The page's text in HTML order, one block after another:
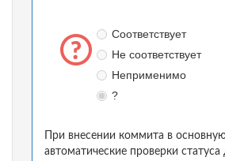
Соответствует
Не соответствует
Неприменимо
?
При внесении коммита в
автоматические проверки